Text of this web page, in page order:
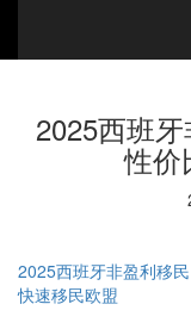
2025西班
性价
2025西班牙非盈利移
快速移民欧盟